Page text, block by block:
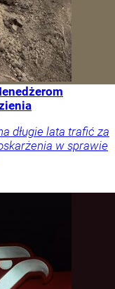
długie lata trafić za
w sprawie